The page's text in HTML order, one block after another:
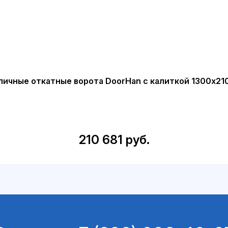
откатные ворота DoorHan с калиткой
210 681 руб.